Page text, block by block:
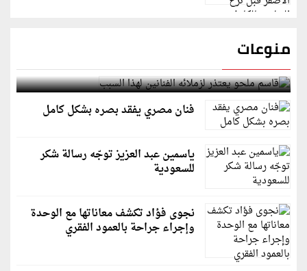
منوعات
قاسم ملحو يعتذر لزملائه الفنانين لهذا السبب
فنان مصري يفقد بصره بشكل كامل
ياسمين عبد العزيز توجّه رسالة شكر
للسعودية
نجوى فؤاد تكشف معاناتها مع الوحدة
وإجراء جراحة بالعمود الفقري